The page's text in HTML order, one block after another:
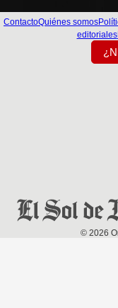
ContactoQuiénes somos
editoriales
© 2026